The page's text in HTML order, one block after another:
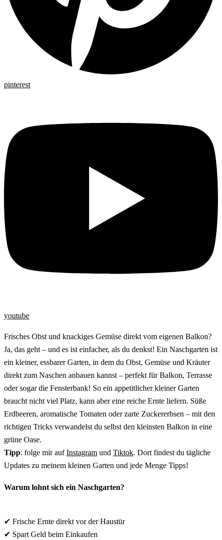
pinterest
youtube
Frisches Obst und knackiges Gemüse direkt vom eigenen Balkon?
Ja, das geht – und es ist einfacher, als du denkst! Ein Naschgarten ist
ein kleiner, essbarer Garten, in dem du Obst, Gemüse und Kräuter
direkt zum Naschen anbauen kannst – perfekt für Balkon, Terrasse
oder sogar die Fensterbank! So ein appetitlicher kleiner Garten
braucht nicht viel Platz, kann aber eine reiche Ernte liefern. Süße
Erdbeeren, aromatische Tomaten oder zarte Zuckererbsen – mit den
richtigen Tricks verwandelst du selbst den kleinsten Balkon in eine
grüne Oase.
Tipp: folge mir aufInstagram und Tiktok. Dort findest du tägliche
Updates zu meinem kleinen Garten und jede Menge Tipps!
Warum lohnt sich ein Naschgarten?
✔ Frische Ernte direkt vor der Haustür
✔ Spart Geld beim Einkaufen